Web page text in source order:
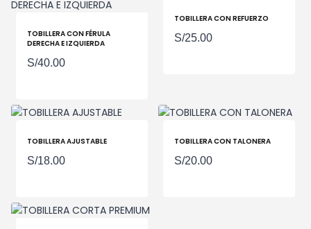
TOBILLERA CON FÉRULA
DERECHA E IZQUIERDA
S/40.00
TOBILLERA CON REFUERZO
S/25.00
TOBILLERA AJUSTABLE
S/18.00
TOBILLERA CON TALONERA
S/20.00